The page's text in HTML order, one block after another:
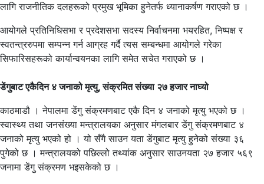
लागि राजनीतिक दलहरूको प्रमुख भूमिका हुनेतर्फ ध्यानाकर्षण गराएको छ ।
आयोगले प्रतिनिधिसभा र प्रदेशसभा सदस्य निर्वाचनमा भयरहित, निष्पक्ष र
स्वतन्त्ररुपमा सम्पन्न गर्न आग्रह गर्दै त्यस सम्बन्धमा आयोगले गरेका
सिफारिसहरूको कार्यान्वयनका लागि समेत सचेत गराएको छ ।
डेंगुबाट एकैदिन ४ जनाको मृत्यु, संक्रमित संख्या २७ हजार नाघ्यो
काठमाडौ । नेपालमा डेंगु संक्रमणबाट एकै दिन ४ जनाको मृत्यु भएको छ ।
स्वास्थ्य तथा जनसंख्या मन्त्रालयका अनुसार मंगलबार डेंगु संक्रमणबाट ४
जनाको मृत्यु भएको हो । यो सँगै साउन यता डेंगुबाट मृत्यु हुनेको संख्या ३६
पुगेको छ । मन्त्रालयको पछिल्लो तथ्यांक अनुसार साउनयता २७ हजार ५६९
जनामा डेंगु संक्रमण भइसकेको छ ।